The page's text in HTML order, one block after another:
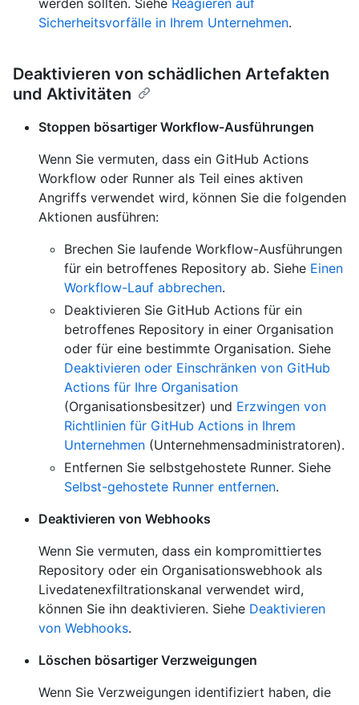
Sicherheitsvorfälle in Ihrem Unternehmen.
Deaktivieren von schädlichen Artefakten
und Aktivitäten
Stoppen bösartiger Workflow-Ausführungen
Wenn Sie vermuten, dass ein GitHub Actions
Workflow oder Runner als Teil eines aktiven
Angriffs verwendet wird, können Sie die folgenden
Aktionen ausführen:
Brechen Sie laufende Workflow-Ausführungen
für ein betroffenes Repository ab. Siehe Einen
Workflow-Lauf abbrechen.
Deaktivieren Sie GitHub Actions für ein
betroffenes Repository in einer Organisation
oder für eine bestimmte Organisation. Siehe
Deaktivieren oder Einschränken von GitHub
Actions für Ihre Organisation
(Organisationsbesitzer) und Erzwingen von
Richtlinien für GitHub Actions in Ihrem
Unternehmen (Unternehmensadministratoren).
Entfernen Sie selbstgehostete Runner. Siehe
Selbst-gehostete Runner entfernen.
Deaktivieren von Webhooks
Wenn Sie vermuten, dass ein kompromittiertes
Repository oder ein Organisationswebhook als
Livedatenexfiltrationskanal verwendet wird,
können Sie ihn deaktivieren. Siehe Deaktivieren
von Webhooks.
Löschen bösartiger Verzweigungen
Wenn Sie Verzweigungen identifiziert haben, die